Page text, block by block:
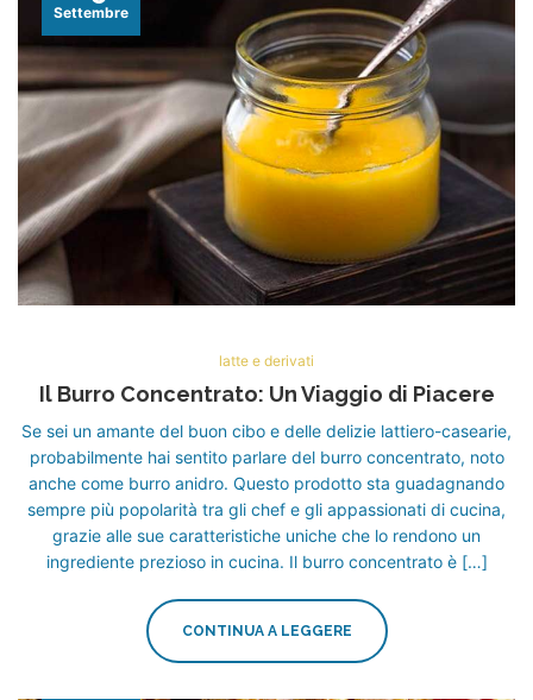
latte e derivati
Il Burro Concentrato: Un Viaggio di Piacere
Se sei un amante del buon cibo e delle delizie lattiero-casearie,
probabilmente hai sentito parlare del burro concentrato, noto
anche come burro anidro. Questo prodotto sta guadagnando
sempre più popolarità tra gli chef e gli appassionati di cucina,
grazie alle sue caratteristiche uniche che lo rendono un
ingrediente prezioso in cucina. Il burro concentrato è […]
CONTINUA A LEGGERE
Settembre